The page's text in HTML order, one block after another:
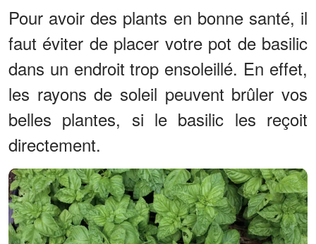
Pour avoir des plants en bonne santé, il
faut éviter de placer votre pot de basilic
dans un endroit trop ensoleillé. En effet,
les rayons de soleil peuvent brûler vos
belles plantes, si le basilic les reçoit
directement.